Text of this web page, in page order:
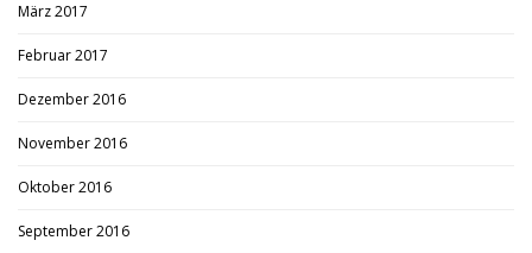
März 2017
Februar 2017
Dezember 2016
November 2016
Oktober 2016
September 2016